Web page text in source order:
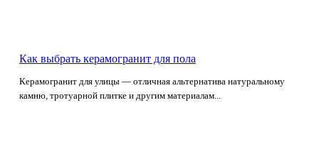
Как выбрать керамогранит для пола
Керамогранит для улицы — отличная альтернатива натуральному
камню, тротуарной плитке и другим материалам...